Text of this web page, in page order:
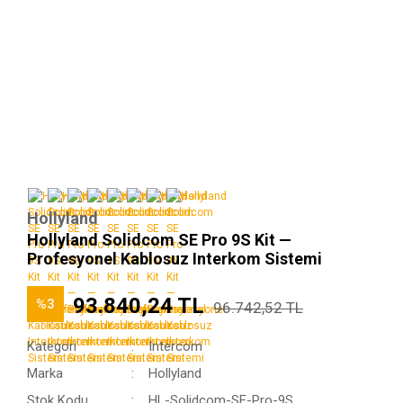
Hollyland
Hollyland Solidcom SE Pro 9S Kit —
Profesyonel Kablosuz Interkom Sistemi
%3 93.840,24 TL 96.742,52 TL
Kategori
Intercom
Marka
Hollyland